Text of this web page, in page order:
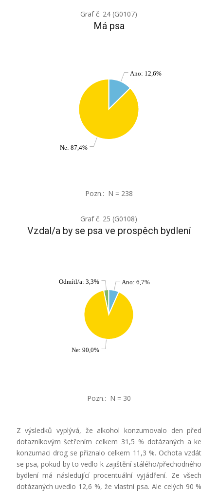
Graf č. 24 (G0107)
Má psa
Ano: 12,6%
Ne: 87,4%
Pozn.: N = 238
Graf č. 25 (G0108)
Vzdal/a by se psa ve prospěch bydlení
Ano: 6,7%
Ne: 90,0%
Odmítl/a: 3,3%
Pozn.: N = 30
Z výsledků vyplývá, že alkohol konzumovalo den před
dotazníkovým šetřením celkem 31,5 % dotázaných a ke
konzumaci drog se přiznalo celkem 11,3 %. Ochota vzdát
se psa, pokud by to vedlo k zajištění stálého/přechodného
bydlení má následující procentuální vyjádření. Ze všech
dotázaných uvedlo 12,6 %, že vlastní psa. Ale celých 90 %